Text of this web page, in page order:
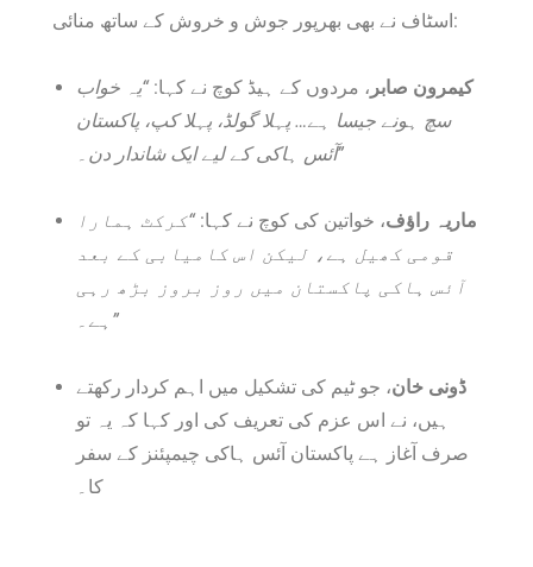
اسٹاف نے بھی بھرپور جوش و خروش کے ساتھ منائی:
کیمرون صابر ، مردوں کے ہیڈ کوچ نے کہا:“یہ خواب
سچ ہونے جیسا ہے… پہلا گولڈ، پہلا کپ، پاکستان
آئس ہاکی کے لیے ایک شاندار دن۔”
ماریہ راؤف، خواتین کی کوچ نے کہا:“کرکٹ ہمارا
قومی کھیل ہے، لیکن اس کامیابی کے بعد
آئس ہاکی پاکستان میں روز بروز بڑھ رہی
ہے۔”
ڈونی خان، جو ٹیم کی تشکیل میں اہم کردار رکھتے
ہیں، نے اس عزم کی تعریف کی اور کہا کہ یہ تو
صرف آغاز ہے پاکستان آئس ہاکی چیمپئنز کے سفر
کا۔